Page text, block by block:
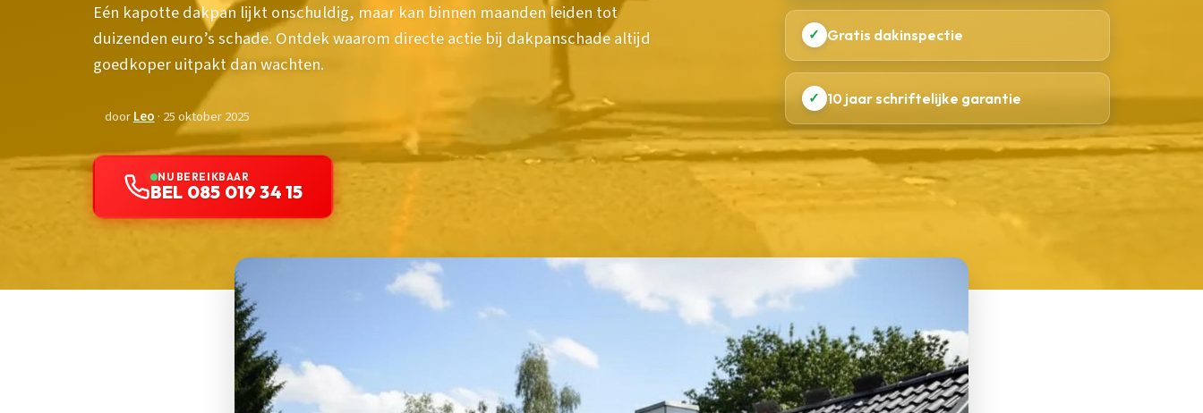
Eén kapotte dakpan lijkt onschuldig, maar kan binnen maanden leiden tot
duizenden euro’s schade. Ontdek waarom directe actie bij dakpanschade altijd
goedkoper uitpakt dan wachten.
doorLeo · 25 oktober 2025
NU BEREIKBAAR
BEL 085 019 34 15
✓ Gratis dakinspectie
✓ 10 jaar schriftelijke garantie